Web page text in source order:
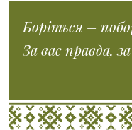
Боріться –
За вас правда,